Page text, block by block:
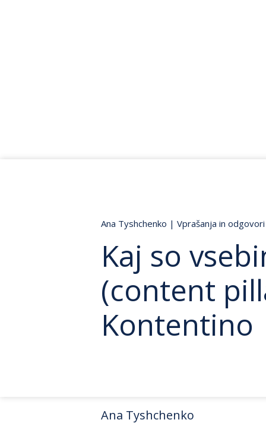
Ana Tyshchenko | Vprašanja in odgovori
Kaj so
(content
Kontentino
Ana Tyshchenko